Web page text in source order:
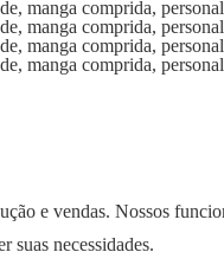
e vendas. Nossos
suas necessidades.